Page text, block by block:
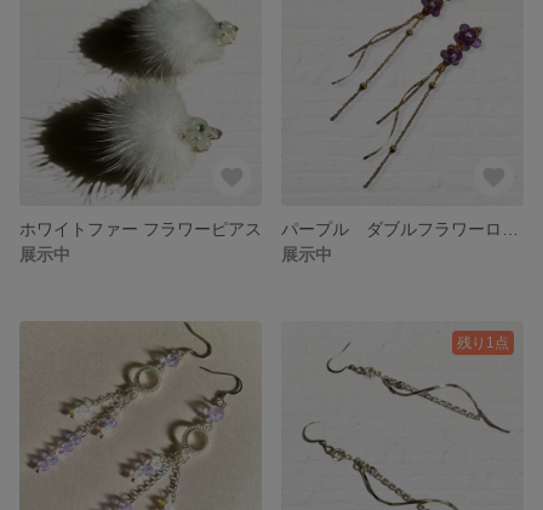
ホワイトファー フラワーピアス
展示中
展示中
残り1点